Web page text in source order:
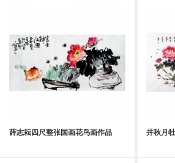
薛志耘四尺整张国画花鸟画作品 井秋月